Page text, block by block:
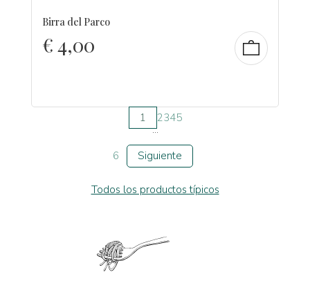
Birra del Parco
€4,00
1 2345
...
6
Siguiente
Todos los productos típicos